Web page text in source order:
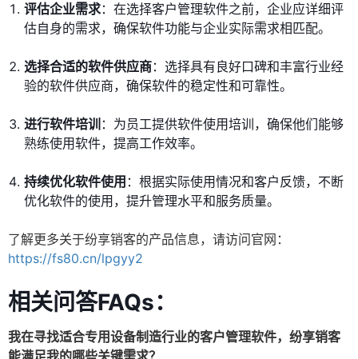
评估企业需求：在选择客户管理软件之前，企业应详细评
估自身的需求，确保软件功能与企业实际需求相匹配。
选择合适的软件供应商：选择具有良好口碑和丰富行业经
验的软件供应商，确保软件的稳定性和可靠性。
进行软件培训 ：为员工提供软件使用培训，确保他们能够
熟练使用软件，提高工作效率。
持续优化软件使用 ：根据实际使用情况和客户反馈，不断
优化软件的使用，提升管理水平和服务质量。
了解更多关于纷享销客的产品信息，请访问官网：
https://fs80.cn/lpgyy2
相关问答FAQs：
我在寻找适合专用设备制造行业的客户管理软件，纷享销客